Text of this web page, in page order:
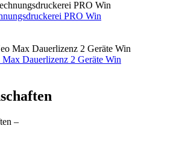
PRO Win
Dauerlizenz 2 Geräte Win
–